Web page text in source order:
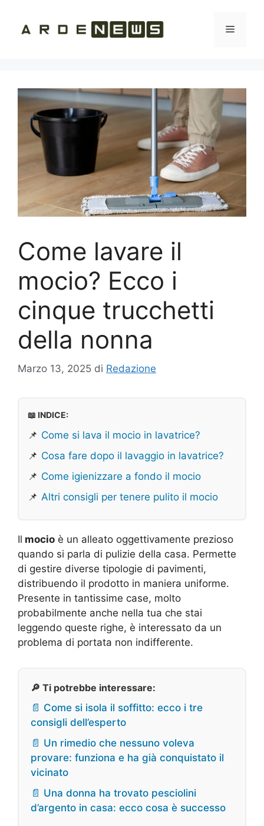
contenuto
Menu
Come lavare il
mocio? Ecco i
cinque trucchetti
della nonna
Marzo 13, 2025 di Redazione
📖 INDICE:
📌 Come si lava il mocio in lavatrice?
📌 Cosa fare dopo il lavaggio in lavatrice?
📌 Come igienizzare a fondo il mocio
📌 Altri consigli per tenere pulito il mocio
Il mocio è un alleato oggettivamente prezioso
quando si parla di pulizie della casa. Permette
di gestire diverse tipologie di pavimenti,
distribuendo il prodotto in maniera uniforme.
Presente in tantissime case, molto
probabilmente anche nella tua che stai
leggendo queste righe, è interessato da un
problema di portata non indifferente.
🔎 Ti potrebbe interessare:
📄 Come si isola il soffitto: ecco i tre
consigli dell’esperto
📄 Un rimedio che nessuno voleva
provare: funziona e ha già conquistato il
vicinato
📄 Una donna ha trovato pesciolini
d’argento in casa: ecco cosa è successo